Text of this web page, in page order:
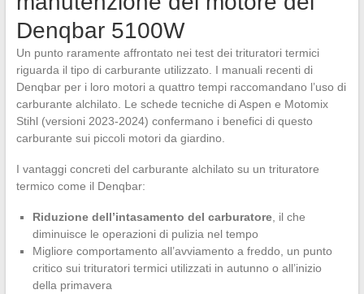
Denqbar 5100W
Un punto raramente affrontato nei test dei trituratori termici
riguarda il tipo di carburante utilizzato. I manuali recenti di
Denqbar per i loro motori a quattro tempi raccomandano l’uso di
carburante alchilato. Le schede tecniche di Aspen e Motomix
Stihl (versioni 2023-2024) confermano i benefici di questo
carburante sui piccoli motori da giardino.
I vantaggi concreti del carburante alchilato su un trituratore
termico come il Denqbar:
Riduzione dell’intasamento del carburatore, il che
diminuisce le operazioni di pulizia nel tempo
Migliore comportamento all’avviamento a freddo, un punto
critico sui trituratori termici utilizzati in autunno o all’inizio
della primavera